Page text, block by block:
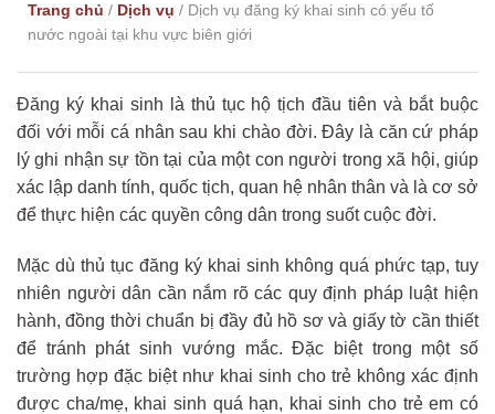
Trang chủ / Dịch vụ / Dịch vụ đăng ký khai sinh có yếu tố
nước ngoài tại khu vực biên giới
Đăng ký khai sinh là thủ tục hộ tịch đầu tiên và bắt buộc
đối với mỗi cá nhân sau khi chào đời. Đây là căn cứ pháp
lý ghi nhận sự tồn tại của một con người trong xã hội, giúp
xác lập danh tính, quốc tịch, quan hệ nhân thân và là cơ sở
để thực hiện các quyền công dân trong suốt cuộc đời.
Mặc dù thủ tục đăng ký khai sinh không quá phức tạp, tuy
nhiên người dân cần nắm rõ các quy định pháp luật hiện
hành, đồng thời chuẩn bị đầy đủ hồ sơ và giấy tờ cần thiết
để tránh phát sinh vướng mắc. Đặc biệt trong một số
trường hợp đặc biệt như khai sinh cho trẻ không xác định
được cha/mẹ, khai sinh quá hạn, khai sinh cho trẻ em có